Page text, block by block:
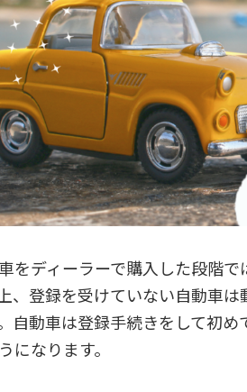
をディーラーで購入した段階
、登録を受けていない自動車
自動車は登録手続きをして初
になります。